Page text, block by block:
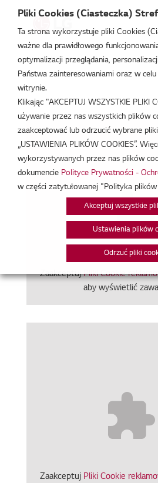
Strefa Klimatyzacji/
ZaakceptujPliki Cookie
aby wyświetlić
Zaakceptuj Pliki Cookie
Pliki Cookies (Ciasteczka)
Ta strona wykorzystuje pliki Cookies
ważne dla prawidłowego
optymalizacji przeglądania,
Państwa zainteresowaniami oraz w
witrynie.
Klikając "AKCEPTUJ WSZYSTKIE PLIKI
używanie przez nas wszystkich plików
zaakceptować lub odrzucić wybrane
„USTAWIENIA PLIKÓW COOKIES”.
wykorzystywanych przez nas plików
dokumencie Polityce Prywatności -
w części zatytułowanej "Polityka
Akceptuj wszystkie
Ustawienia plików
Odrzuć pliki